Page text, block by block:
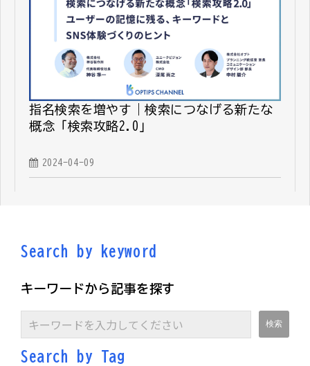
指名検索を増やす｜検索につなげる新たな
概念「検索攻略2.0」
2024-04-09
Search by keyword
キーワードから記事を探す
Search by Tag